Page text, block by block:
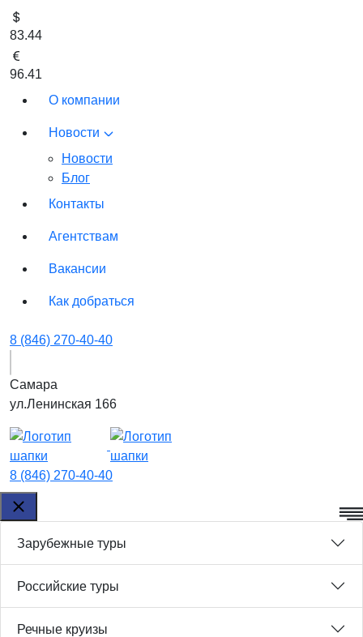
83.44
96.41
О компании
Новости
Новости
Блог
Контакты
Агентствам
Вакансии
Как добраться
8 (846) 270-40-40
Самара
ул.Ленинская 166
8 (846) 270-40-40
Зарубежные туры
Российские туры
Речные круизы